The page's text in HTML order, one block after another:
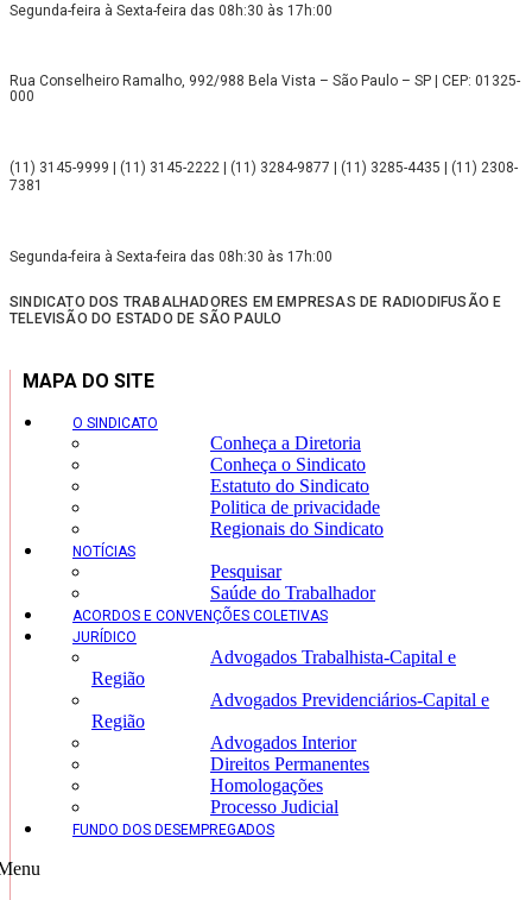
Segunda-feira à Sexta-feira das 08h:30 às 17h:00
Rua Conselheiro Ramalho, 992/988 Bela Vista – São Paulo – SP | CEP: 01325-
000
(11) 3145-9999 | (11) 3145-2222 | (11) 3284-9877 | (11) 3285-4435 | (11) 2308-
7381
Segunda-feira à Sexta-feira das 08h:30 às 17h:00
SINDICATO DOS TRABALHADORES EM EMPRESAS DE RADIODIFUSÃO E
TELEVISÃO DO ESTADO DE SÃO PAULO
MAPA DO SITE
O SINDICATO
Conheça a Diretoria
Conheça o Sindicato
Estatuto do Sindicato
Politica de privacidade
Regionais do Sindicato
NOTÍCIAS
Pesquisar
Saúde do Trabalhador
ACORDOS E CONVENÇÕES COLETIVAS
JURÍDICO
Advogados Trabalhista-Capital e
Região
Advogados Previdenciários-Capital e
Região
Advogados Interior
Direitos Permanentes
Homologações
Processo Judicial
FUNDO DOS DESEMPREGADOS